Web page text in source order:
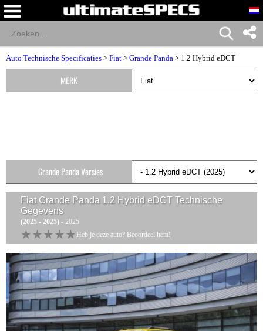
Auto Technische Specificaties > Fiat > Grande Panda > 1.2 Hybrid eDCT
Fiat Grande Panda 1.2 Hybrid eDCT Technische
Gegevens
(2025 - 2025) - 2025
★★★★★
★★★★★ Heb je deze auto? Beoordeel hem!
MERK
Grande Panda Versies